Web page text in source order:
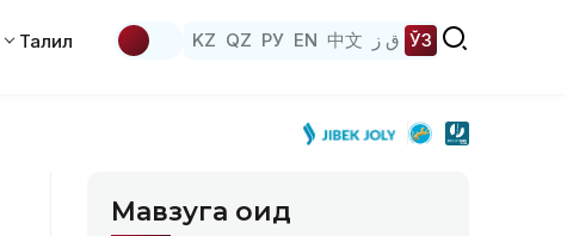
Таҳлил KZ QZ РУ EN 中文 ق ز ЎЗ
Мавзуга оид